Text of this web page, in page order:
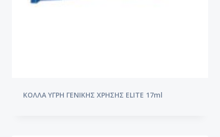
ΚΟΛΛΑ ΥΓΡΗ ΓΕΝΙΚΗΣ ΧΡΗΣΗΣ ELITE 17ml